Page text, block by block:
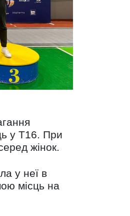
у Т16. При
жінок.
у неї в
місць на